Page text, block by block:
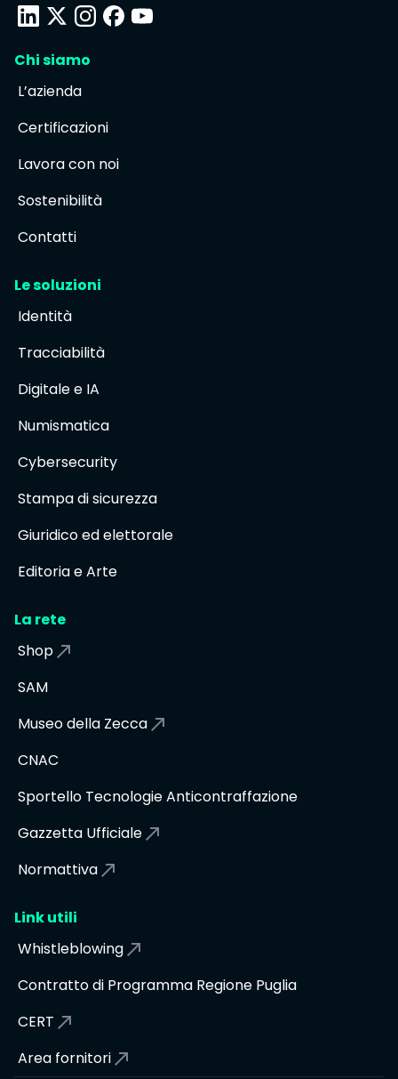
Chi siamo
L’azienda
Certificazioni
Lavora con noi
Sostenibilità
Contatti
Le soluzioni
Identità
Tracciabilità
Digitale e IA
Numismatica
Cybersecurity
Stampa di sicurezza
Giuridico ed elettorale
Editoria e Arte
La rete
Shop
SAM
Museo della Zecca
CNAC
Sportello Tecnologie Anticontraffazione
Gazzetta Ufficiale
Normattiva
Link utili
Whistleblowing
Contratto di Programma Regione Puglia
CERT
Area fornitori